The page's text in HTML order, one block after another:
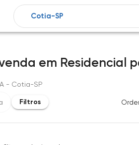
em Residencial
- Cotia-SP
Filtros